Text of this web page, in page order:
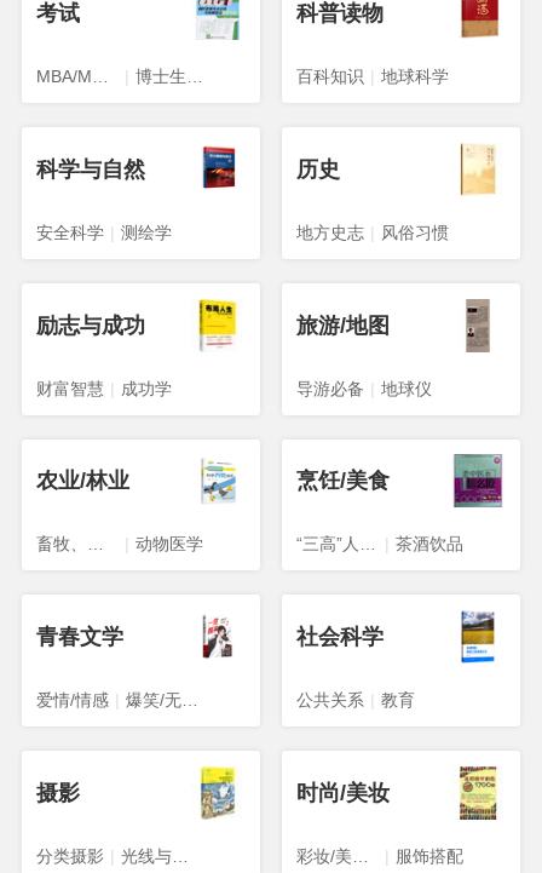
考试
|
科普读物
百科知识 | 地球科学
科学与自然
安全科学 | 测绘学
历史
地方史志 | 风俗习惯
励志与成功
财富智慧 | 成功学
旅游/地图
导游必备 | 地球仪
农业/林业
畜牧、狩猎、蚕、蜂 | 动物医学
烹饪/美食
“三高”人群食谱 | 茶酒饮品
青春文学
爱情/情感 | 爆笑/无厘头
社会科学
公共关系 | 教育
摄影
分类摄影 |
时尚/美妆
| 服饰搭配